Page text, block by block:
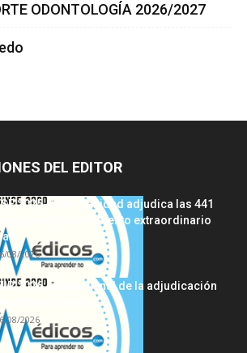
ODONTOLOGÍA 2026/2027
DEL EDITOR
2025-2026: Sanidad adjudica las 441
plazas del procedimiento extraordinario
08/2026
2026: análisis final de la adjudicación
de plazas y claves...
08/2026